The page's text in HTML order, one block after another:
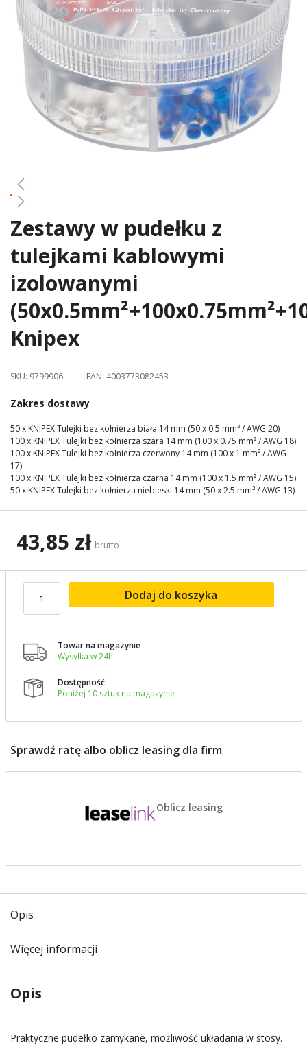
gallery
Skip
the
beginning
of
the
images
gallery
Zestawy w pudełku z
tulejkami kablowymi
izolowanymi
Knipex
SKU: 9799906 EAN: 4003773082453
Zakres dostawy
50 x KNIPEX Tulejki bez kołnierza biała 14 mm (50 x 0.5 mm² / AWG 20)
100 x KNIPEX Tulejki bez kołnierza szara 14 mm (100 x 0.75 mm² / AWG 18)
100 x KNIPEX Tulejki bez kołnierza czerwony 14 mm (100 x 1 mm² / AWG
17)
100 x KNIPEX Tulejki bez kołnierza czarna 14 mm (100 x 1.5 mm² / AWG 15)
50 x KNIPEX Tulejki bez kołnierza niebieski 14 mm (50 x 2.5 mm² / AWG 13)
43,85 zł brutto
Dodaj do koszyka

Towar na magazynie
Wysyłka w 24h

Dostępność
Poniżej 10 sztuk na magazynie
Sprawdź ratę albo oblicz leasing dla firm
Oblicz leasing
Opis
Więcej informacji
Opis
Praktyczne pudełko zamykane, możliwość układania w stosy.